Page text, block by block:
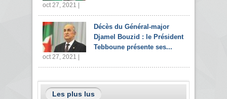
oct 27, 2021 |
Décès du Général-major
Djamel Bouzid : le Président
Tebboune présente ses...
oct 27, 2021 |
Les plus lus